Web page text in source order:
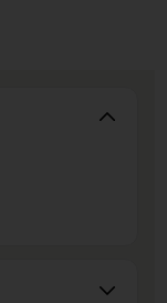
of op de
theezeef zet